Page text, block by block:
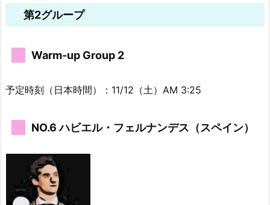
第2グループ
Warm-up Group 2
予定時刻（日本時間）：11/12（土）AM 3:25
NO.6 ハビエル・フェルナンデス（スペイン）